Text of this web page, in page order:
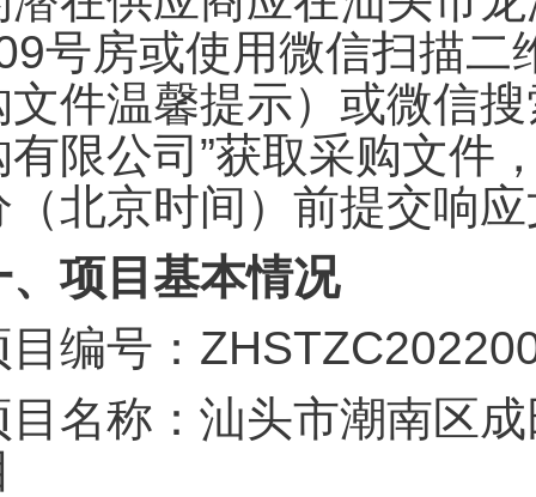
号房或使用微信扫描二
文件温馨提示）或微信
有限公司”获取采购文件
（北京时间）前提交响
、项目基本情况
目编号：
目名称：汕头市潮南区